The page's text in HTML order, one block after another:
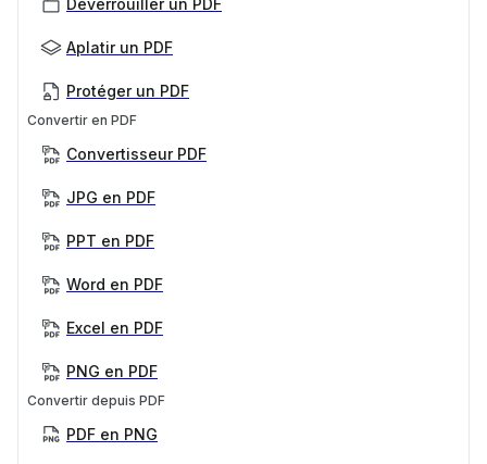
Aplatir un PDF
Protéger un PDF
Convertir en PDF
Convertisseur PDF
JPG en PDF
PPT en PDF
Word en PDF
Excel en PDF
PNG en PDF
Convertir depuis PDF
PDF en PNG